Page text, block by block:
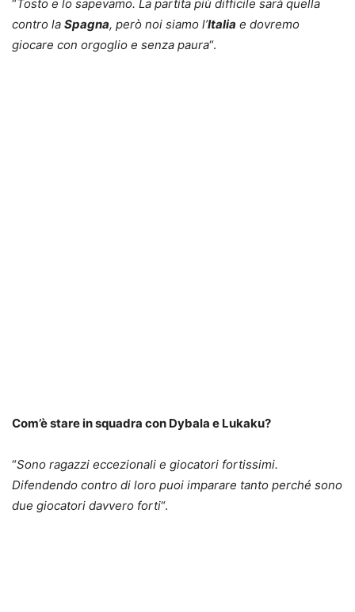
“Tosto e lo sapevamo. La partita più difficile sarà quella
contro la Spagna, però noi siamo l’Italia e dovremo
giocare con orgoglio e senza paura“.
Com’è stare in squadra con Dybala e Lukaku?
“Sono ragazzi eccezionali e giocatori fortissimi.
Difendendo contro di loro puoi imparare tanto perché sono
due giocatori davvero forti“.